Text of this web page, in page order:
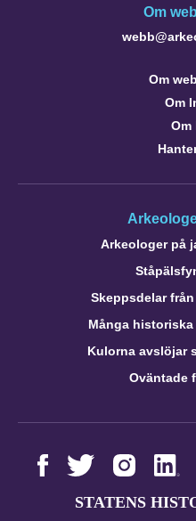
Om
Om
Om
Om
Arkeologer på
Skeppsdelar
Många
Kulorna avslöjar
Oväntade
STATENS